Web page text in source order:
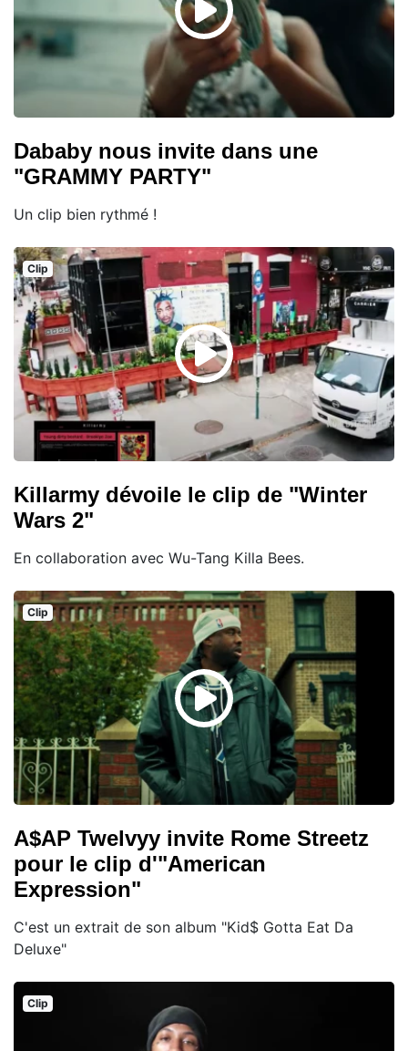
Dababy nous invite dans une
"GRAMMY PARTY"
Un clip bien rythmé !
Clip
Killarmy dévoile le clip de "Winter
Wars 2"
En collaboration avec Wu-Tang Killa Bees.
Clip
A$AP Twelvyy invite Rome Streetz
pour le clip d'"American
Expression"
C'est un extrait de son album "Kid$ Gotta Eat Da
Deluxe"
Clip